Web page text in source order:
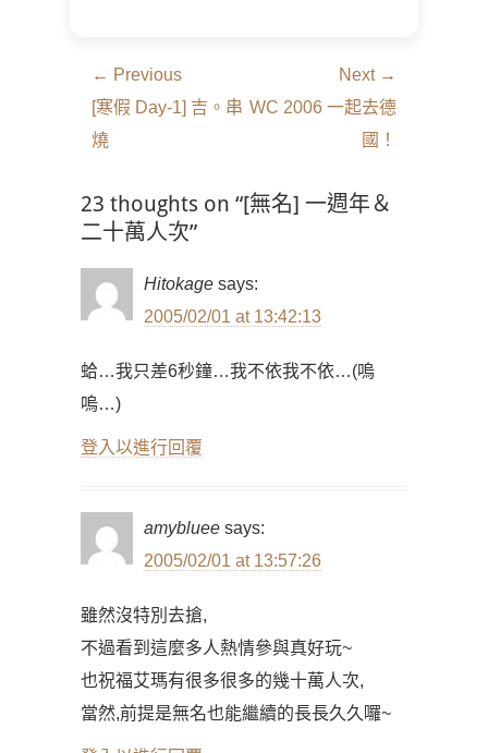
文
章
導
覽
← Previous
Previous
post:
[寒假 Day-1] 吉。串
燒
Next →
Next
WC 2006 一起去德
國！
23 thoughts on “[無名] 一週年＆
二十萬人次”
Hitokage says:
2005/02/01 at 13:42:13
蛤…我只差6秒鐘…我不依我不依…(嗚
嗚…)
登入以進行回覆
amybluee says:
2005/02/01 at 13:57:26
雖然沒特別去搶,
不過看到這麼多人熱情參與真好玩~
也祝福艾瑪有很多很多的幾十萬人次,
當然,前提是無名也能繼續的長長久久囉~